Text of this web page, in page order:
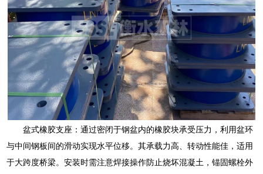
盆式橡胶支座：通过密闭于钢盆内的橡胶块承受压力，利用盆环
与中间钢板间的滑动实现水平位移。其承载力高、转动性能佳，适用
于大跨度桥梁。安装时需注意焊接操作防止烧坏混凝土，锚固螺栓外